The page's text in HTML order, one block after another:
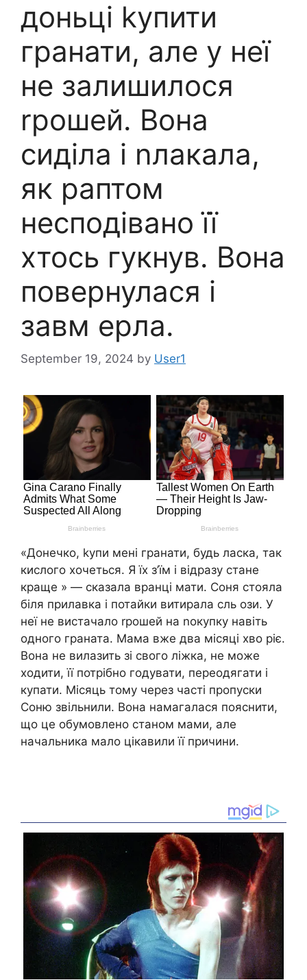
доньці kупити
гранати, але у неї
не залишилося
rрошей. Вона
сиділа і nлакала,
як раптом
несподівано її
хтось гукнув. Вона
повернулася і
завм ерла.
September 19, 2024 by User1
«Донечко, kупи мені гранати, будь ласка, так
кислого хочеться. Я їх з’їм і відразу стане
краще » — сказала вранці мати. Соня стояла
біля прилавка і потайки витирала сль ози. У
неї не вистачало rрошей на nокупку навіть
одного граната. Мама вже два місяці хво ріє.
Вона не вилазить зі свого ліжка, не може
ходити, її потрібно годувати, переодягати і
купати. Місяць тому через часті пропуски
Соню звільнили. Вона намагалася пояснити,
що це обумовлено станом мами, але
начальника мало цікавили її причини.